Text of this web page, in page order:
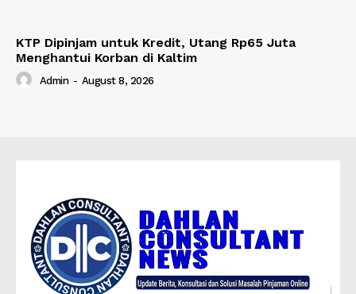
KTP Dipinjam untuk Kredit, Utang Rp65 Juta
Menghantui Korban di Kaltim
Admin - August 8, 2026